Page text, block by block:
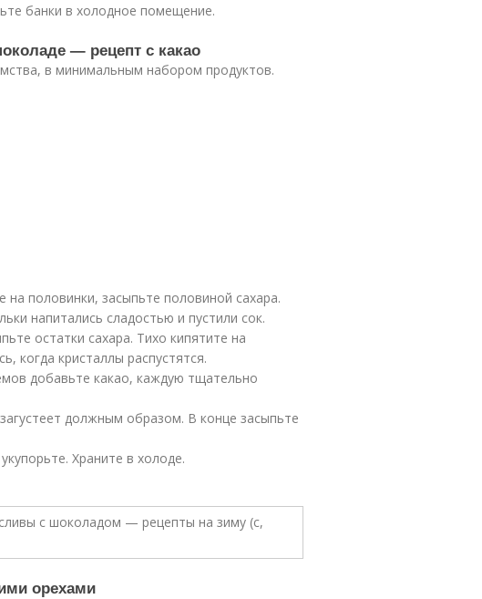
банки в холодное помещение.
— рецепт с какао
в минимальным набором продуктов.
на половинки, засыпьте половиной сахара.
напитались сладостью и пустили сок.
остатки сахара. Тихо кипятите на
когда кристаллы распустятся.
добавьте какао, каждую тщательно
должным образом. В конце засыпьте
Храните в холоде.
орехами